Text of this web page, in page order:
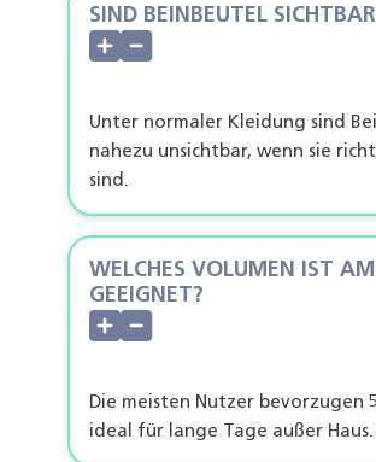
SIND BEINBEUTEL
Unter normaler Kleidung sind
nahezu unsichtbar, wenn sie
sind.
WELCHES VOLUMEN IST
GEEIGNET?
Die meisten Nutzer bevorzugen
ideal für lange Tage außer Haus.